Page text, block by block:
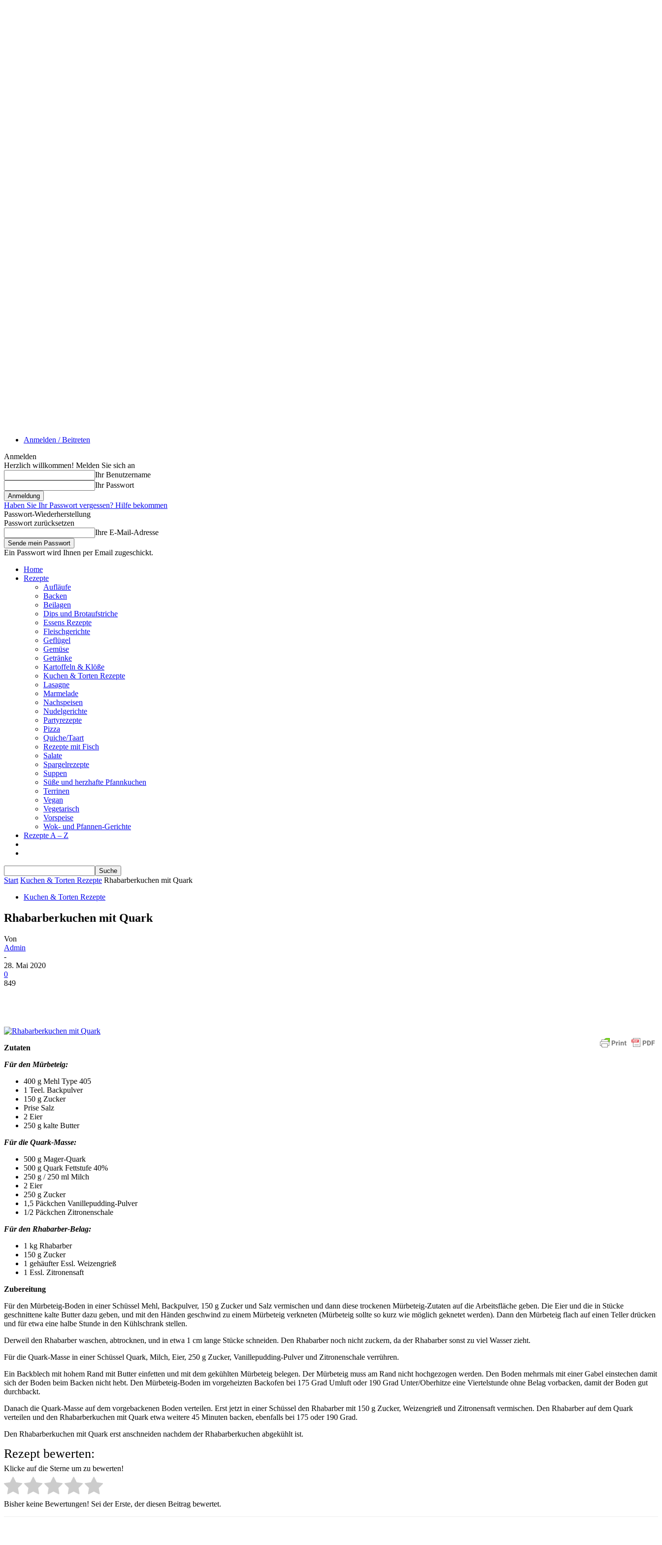
Anmelden / Beitreten
Anmelden
Herzlich willkommen! Melden Sie sich an
Ihr Benutzername
Ihr Passwort
Haben Sie Ihr Passwort vergessen? Hilfe bekommen
Passwort-Wiederherstellung
Passwort zurücksetzen
Ihre E-Mail-Adresse
Ein Passwort wird Ihnen per Email zugeschickt.
Home
Rezepte
Aufläufe
Backen
Beilagen
Dips und Brotaufstriche
Essens Rezepte
Fleischgerichte
Geflügel
Gemüse
Getränke
Kartoffeln & Klöße
Kuchen & Torten Rezepte
Lasagne
Marmelade
Nachspeisen
Nudelgerichte
Partyrezepte
Pizza
Quiche/Taart
Rezepte mit Fisch
Salate
Spargelrezepte
Suppen
Süße und herzhafte Pfannkuchen
Terrinen
Vegan
Vegetarisch
Vorspeise
Wok- und Pfannen-Gerichte
Rezepte A – Z
Start Kuchen & Torten Rezepte Rhabarberkuchen mit Quark
Kuchen & Torten Rezepte
Rhabarberkuchen mit Quark
Von
Admin
-
28. Mai 2020
0
849
Zutaten
Für den Mürbeteig:
400 g Mehl Type 405
1 Teel. Backpulver
150 g Zucker
Prise Salz
2 Eier
250 g kalte Butter
Für die Quark-Masse:
500 g Mager-Quark
500 g Quark Fettstufe 40%
250 g / 250 ml Milch
2 Eier
250 g Zucker
1,5 Päckchen Vanillepudding-Pulver
1/2 Päckchen Zitronenschale
Für den Rhabarber-Belag:
1 kg Rhabarber
150 g Zucker
1 gehäufter Essl. Weizengrieß
1 Essl. Zitronensaft
Zubereitung
Für den Mürbeteig-Boden in einer Schüssel Mehl, Backpulver, 150 g Zucker und Salz vermischen und dann diese trockenen Mürbeteig-Zutaten auf die Arbeitsfläche geben. Die Eier und die in Stücke
geschnittene kalte Butter dazu geben, und mit den Händen geschwind zu einem Mürbeteig verkneten (Mürbeteig sollte so kurz wie möglich geknetet werden). Dann den Mürbeteig flach auf einen Teller drücken
und für etwa eine halbe Stunde in den Kühlschrank stellen.
Derweil den Rhabarber waschen, abtrocknen, und in etwa 1 cm lange Stücke schneiden. Den Rhabarber noch nicht zuckern, da der Rhabarber sonst zu viel Wasser zieht.
Für die Quark-Masse in einer Schüssel Quark, Milch, Eier, 250 g Zucker, Vanillepudding-Pulver und Zitronenschale verrühren.
Ein Backblech mit hohem Rand mit Butter einfetten und mit dem gekühlten Mürbeteig belegen. Der Mürbeteig muss am Rand nicht hochgezogen werden. Den Boden mehrmals mit einer Gabel einstechen damit
sich der Boden beim Backen nicht hebt. Den Mürbeteig-Boden im vorgeheizten Backofen bei 175 Grad Umluft oder 190 Grad Unter/Oberhitze eine Viertelstunde ohne Belag vorbacken, damit der Boden gut
durchbackt.
Danach die Quark-Masse auf dem vorgebackenen Boden verteilen. Erst jetzt in einer Schüssel den Rhabarber mit 150 g Zucker, Weizengrieß und Zitronensaft vermischen. Den Rhabarber auf dem Quark
verteilen und den Rhabarberkuchen mit Quark etwa weitere 45 Minuten backen, ebenfalls bei 175 oder 190 Grad.
Den Rhabarberkuchen mit Quark erst anschneiden nachdem der Rhabarberkuchen abgekühlt ist.
Rezept bewerten:
Klicke auf die Sterne um zu bewerten!
Bisher keine Bewertungen! Sei der Erste, der diesen Beitrag bewertet.